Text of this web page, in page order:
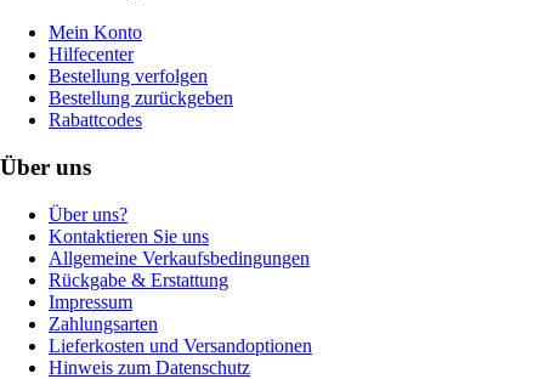
Mein Konto
Hilfecenter
Bestellung verfolgen
Bestellung zurückgeben
Rabattcodes
Über uns
Über uns?
Kontaktieren Sie uns
Allgemeine Verkaufsbedingungen
Rückgabe & Erstattung
Impressum
Zahlungsarten
Lieferkosten und Versandoptionen
Hinweis zum Datenschutz